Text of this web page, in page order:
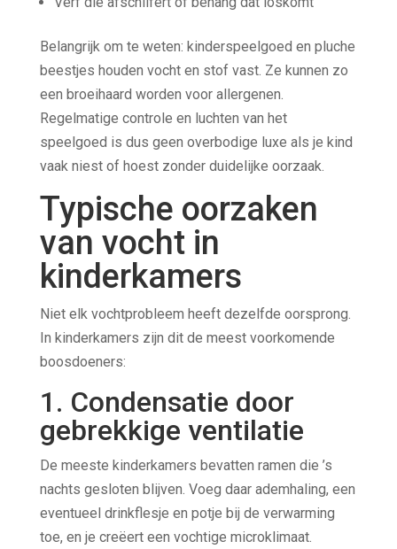
Belangrijk om te weten: kinderspeelgoed en pluche
beestjes houden vocht en stof vast. Ze kunnen zo
een broeihaard worden voor allergenen.
Regelmatige controle en luchten van het
speelgoed is dus geen overbodige luxe als je kind
vaak niest of hoest zonder duidelijke oorzaak.
Typische oorzaken
van vocht in
kinderkamers
Niet elk vochtprobleem heeft dezelfde oorsprong.
In kinderkamers zijn dit de meest voorkomende
boosdoeners:
1. Condensatie door
gebrekkige ventilatie
De meeste kinderkamers bevatten ramen die ’s
nachts gesloten blijven. Voeg daar ademhaling, een
eventueel drinkflesje en potje bij de verwarming
toe, en je creëert een vochtige microklimaat.